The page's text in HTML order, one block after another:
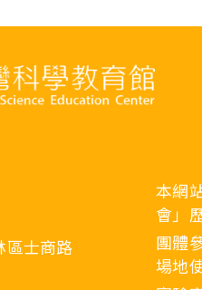
區士商路
本網
會」
團體
場地